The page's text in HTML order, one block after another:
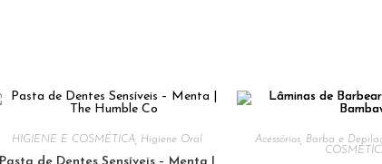
HIGIENE E COSMÉTICA, Higiene Oral Acessórios Barba e